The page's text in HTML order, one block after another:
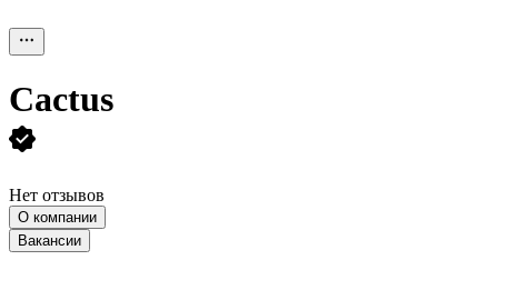
Cactus
Нет отзывов
О компании
Вакансии